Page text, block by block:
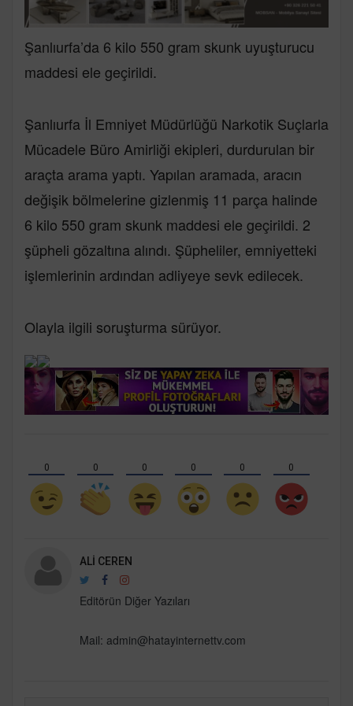
Şanlıurfa’da 6 kilo 550 gram skunk uyuşturucu
maddesi ele geçirildi.
Şanlıurfa İl Emniyet Müdürlüğü Narkotik Suçlarla
Mücadele Büro Amirliği ekipleri, durdurulan bir
araçta arama yaptı. Yapılan aramada, aracın
değişik bölmelerine gizlenmiş 11 parça halinde
6 kilo 550 gram skunk maddesi ele geçirildi. 2
şüpheli gözaltına alındı. Şüpheliler, emniyetteki
işlemlerinin ardından adliyeye sevk edilecek.
Olayla ilgili soruşturma sürüyor.
0 0 0 0 0 0
ALI CEREN
Editörün Diğer Yazıları
Mail: admin@hatayinternettv.com